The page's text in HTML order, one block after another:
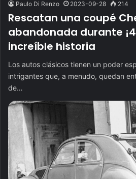
Paulo Di Renzo 2023-09-28 214
Rescatan una coupé
abandonada durante
increíble historia
Los autos clásicos tienen un poder
intrigantes que, a menudo, quedan
de…